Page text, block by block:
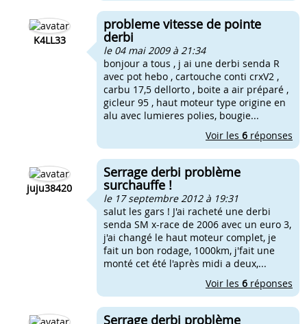
K4LL33
probleme vitesse de pointe
derbi
le 04 mai 2009 à 21:34
bonjour a tous , j ai une derbi senda R
avec pot hebo , cartouche conti crxV2 ,
carbu 17,5 dellorto , boite a air préparé ,
gicleur 95 , haut moteur type origine en
alu avec lumieres polies, bougie...
Voir les 6 réponses
juju38420
Serrage derbi problème
surchauffe !
le 17 septembre 2012 à 19:31
salut les gars ! J'ai racheté une derbi
senda SM x-race de 2006 avec un euro 3,
j'ai changé le haut moteur complet, je
fait un bon rodage, 1000km, j'fait une
monté cet été l'après midi a deux,...
Voir les 6 réponses
Serrage derbi problème